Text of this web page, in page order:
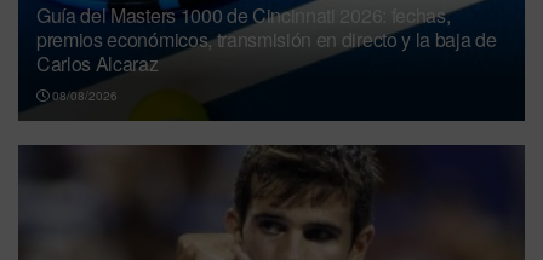
Guía del Masters 1000 de Cincinnati 2026: fechas,
premios económicos, transmisión en directo y la baja de
Carlos Alcaraz
08/08/2026